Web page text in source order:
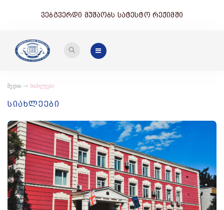
ვებგვერდი მუშაობს სატესტო რეჟიმში
მედია სიახლეები
სიახლეები